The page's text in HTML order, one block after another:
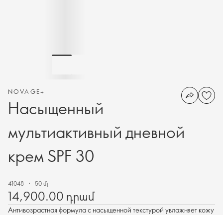
NOVAGE+
Насыщенный
мультиактивный дневной
крем SPF 30
41048 50 մլ
14,900.00 դրամ
Антивозрастная формула с насыщенной текстурой увлажняет кожу